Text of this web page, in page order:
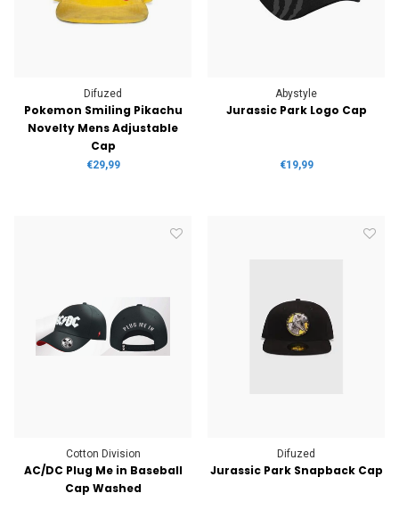
Difuzed
Pokemon Smiling Pikachu
Novelty Mens Adjustable
Cap
€29,99
Abystyle
Jurassic Park Logo Cap
€19,99
Cotton Division
AC/DC Plug Me in Baseball
Cap Washed
Difuzed
Jurassic Park Snapback Cap